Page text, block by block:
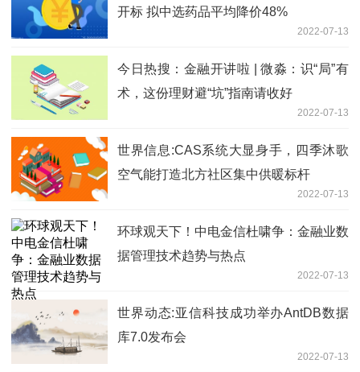
开标 拟中选药品平均降价48%
2022-07-13
今日热搜：金融开讲啦 | 微淼：识“局”有
术，这份理财避“坑”指南请收好
2022-07-13
世界信息:CAS系统大显身手，四季沐歌
空气能打造北方社区集中供暖标杆
2022-07-13
环球观天下！中电金信杜啸争：金融业数
据管理技术趋势与热点
2022-07-13
世界动态:亚信科技成功举办AntDB数据
库7.0发布会
2022-07-13